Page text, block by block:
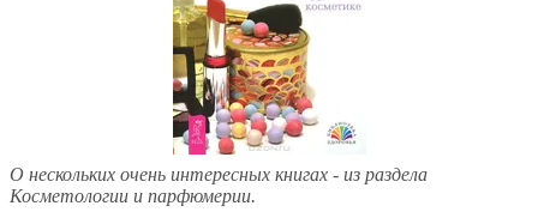
О нескольких очень интересных книгах - из раздела
Косметологии и парфюмерии.